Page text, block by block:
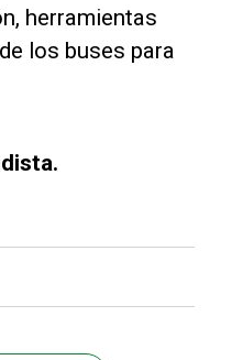
herramientas
los buses para